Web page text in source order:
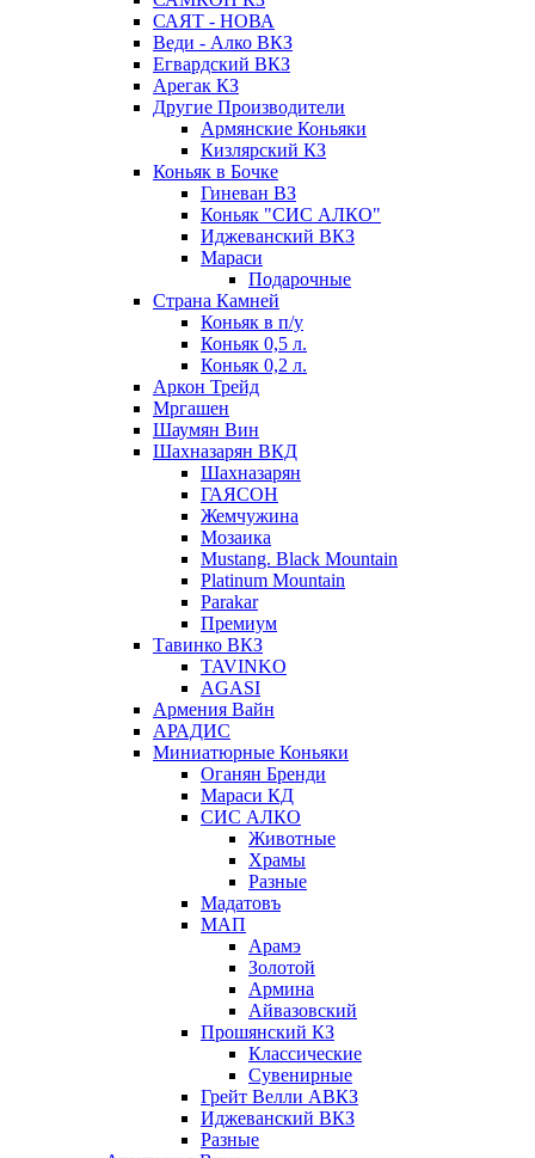
САЯТ - НОВА
Веди - Алко ВКЗ
Егвардский ВКЗ
Арегак КЗ
Другие Производители
Армянские Коньяки
Кизлярский КЗ
Коньяк в Бочке
Гиневан ВЗ
Коньяк "СИС АЛКО"
Иджеванский ВКЗ
Мараси
Подарочные
Страна Камней
Коньяк в п/у
Коньяк 0,5 л.
Коньяк 0,2 л.
Аркон Трейд
Мргашен
Шаумян Вин
Шахназарян ВКД
Шахназарян
ГАЯСОН
Жемчужина
Мозаика
Mustang. Black Mountain
Platinum Mountain
Parakar
Премиум
Тавинко ВКЗ
TAVINKO
AGASI
Армения Вайн
АРАДИС
Миниатюрные Коньяки
Оганян Бренди
Мараси КД
СИС АЛКО
Животные
Храмы
Разные
Мадатовъ
МАП
Арамэ
Золотой
Армина
Айвазовский
Прошянский КЗ
Классические
Сувенирные
Грейт Велли АВКЗ
Иджеванский ВКЗ
Разные